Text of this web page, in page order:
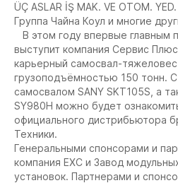
ÜÇ ASLAR İŞ MAK. VE OTOM.
Группа Чайна Коул и многие
В этом году впервые главным
выступит компания Сервис
карьерный самосвал-тяжеловес
грузоподъёмностью 150 тонн.
самосвалом SANY SKT105S, а
SY980H можно будет
официального дистрибьютора
Техники.
Генеральными спонсорами и
компания ЕХС и Завод
установок. Партнерами и